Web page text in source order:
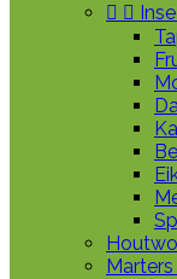
 